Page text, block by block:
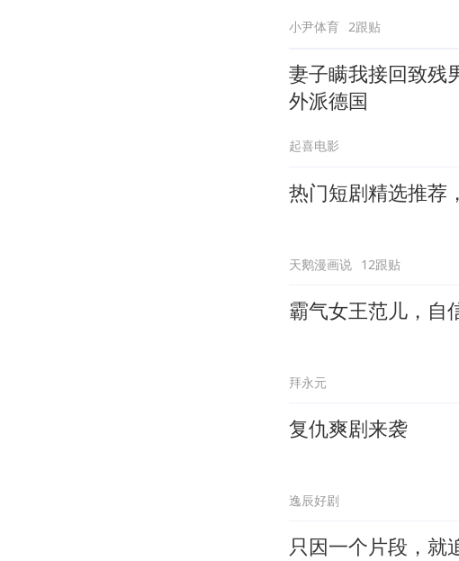
小尹体育 2跟贴
妻子瞒我接回致残
外派德国
起喜电影
热门短剧精选推荐
天鹅漫画说 12跟贴
霸气女王范儿，自
拜永元
复仇爽剧来袭
逸辰好剧
只因一个片段，就